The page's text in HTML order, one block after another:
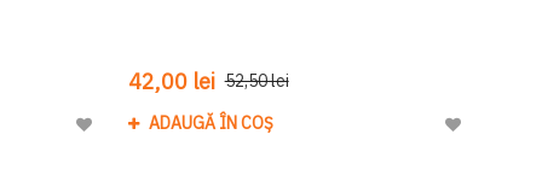
Adaugă
42,00 lei 52,50 lei
ADAUGĂ ÎN COȘ
Adaugă